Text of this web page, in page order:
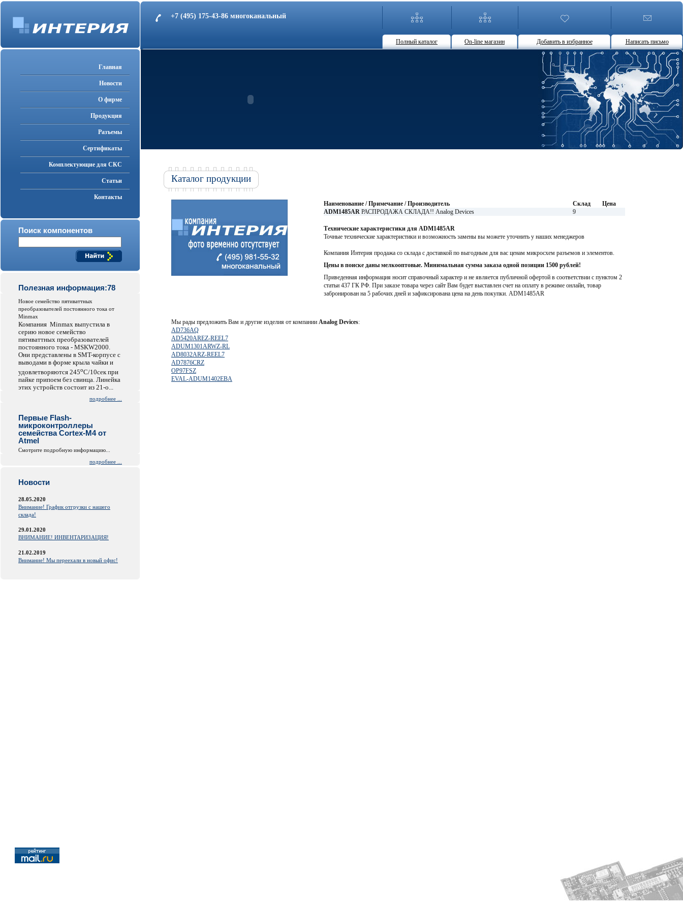
+7 (495) 175-43-86 многоканальный
Полный каталог On-line магазин Добавить в избранное Написать письмо
Главная
Новости
О фирме
Продукция
Разъемы
Cертификаты
Комплектующие для СКС
Статьи
Контакты
Поиск компонентов
Полезная информация:78
Hовое семейство пятиваттных
преобразователей постоянного тока от
Minmax
Компания Minmax выпустила в
серию новое семейство
пятиваттных преобразователей
постоянного тока - MSKW2000.
Они представлены в SMT-корпусе с
выводами в форме крыла чайки и
удовлетворяются 245oC/10сек при
пайке припоем без свинца. Линейка
этих устройств состоит из 21-о...
подробнее ...
Первые Flash-
микроконтроллеры
семейства Cortex-M4 от
Atmel
Смотрите подробную информацию...
подробнее ...
Новости
28.05.2020
Внимание! График отгрузки с нашего
склада!
29.01.2020
ВНИМАНИЕ! ИНВЕНТАРИЗАЦИЯ!
21.02.2019
Внимание! Мы переехали в новый офис!
Каталог продукции
Наименование / Примечание / Производитель Склад
Цена
ADM1485AR РАСПРОДАЖА СКЛАДА!! Analog Devices 9
Технические характеристики для ADM1485AR
Точные технические характеристики и возможность замены вы можете уточнить у наших менеджеров
Компания Интерия продажа со склада с доставкой по выгодным для вас ценам микросхем разъемов и элементов.
Цены в поиске даны мелкооптовые. Минимальная сумма заказа одной позиции 1500 рублей!
Приведенная информация носит справочный характер и не является публичной офертой в соответствии с пунктом 2
статьи 437 ГК РФ. При заказе товара через сайт Вам будет выставлен счет на оплату в режиме онлайн, товар
забронирован на 5 рабочих дней и зафиксирована цена на день покупки. ADM1485AR
Мы рады предложить Вам и другие изделия от компании Analog Devices:
AD736AQ
AD5420AREZ-REEL7
ADUM1301ARWZ-RL
AD8032ARZ-REEL7
AD7876CRZ
OP97FSZ
EVAL-ADUM1402EBA